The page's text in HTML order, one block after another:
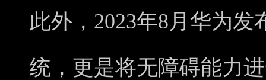
此外，2023年8月华为发
统，更是将无障碍能力